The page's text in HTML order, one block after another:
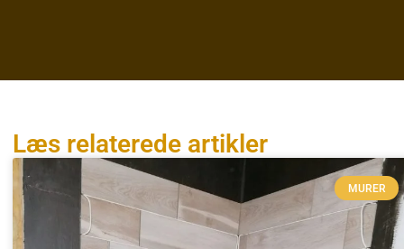
Læs relaterede artikler
MURER